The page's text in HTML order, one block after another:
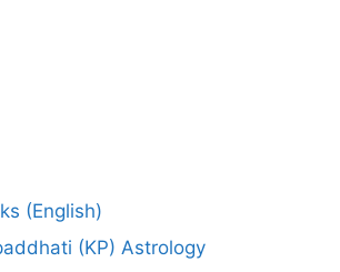
(English)
(KP) Astrology